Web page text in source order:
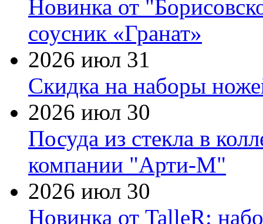
Новинка от
соусник «Гранат»
2026 июл 31
Скидка на наборы
2026 июл 30
Посуда из стекла в
компании "Арти-М"
2026 июл 30
Новинка от TalleR: